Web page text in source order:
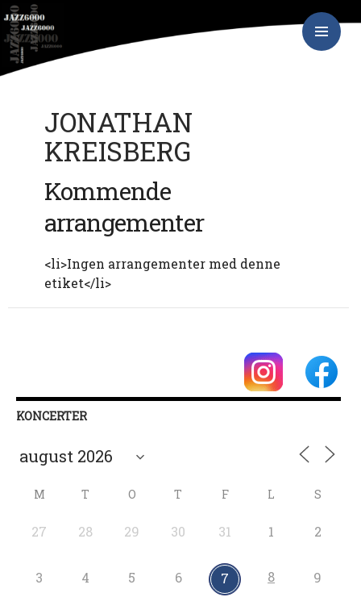
Hop
indhold
JONATHAN
KREISBERG
Kommende
arrangementer
<li>Ingen arrangementer med denne
etiket</li>
KONCERTER
M T O T F L S
27 28 29 30 31 1 2
3 4 5 6 7 8 9